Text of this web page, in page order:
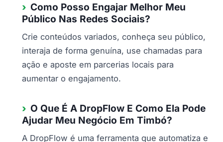
Como Posso Engajar Melhor Meu
Público Nas Redes Sociais?
Crie conteúdos variados, conheça seu público,
interaja de forma genuína, use chamadas para
ação e aposte em parcerias locais para
aumentar o engajamento.
O Que É A DropFlow E Como Ela Pode
Ajudar Meu Negócio Em Timbó?
A DropFlow é uma ferramenta que automatiza e